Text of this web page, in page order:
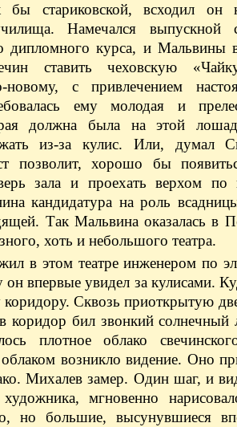
бы стариковской, всходил он
Намечался выпускной
дипломного курса, и Мальвиныв
ставить чеховскую
новому, с привлечением
ему молодая и
должна была на этой
из-за кулис. Или, думал
позволит, хорошо бы
зала и проехать верхом по
кандидатура на роль
Так Мальвинаоказалась в
, хоть и небольшого театра.
в этом театре инженером по
он впервые увидел за кулисами.
Сквозь приоткрытую
коридор бил звонкий солнечный
плотное облако
возникло видение. Оно
Михалев замер. Один шаг, и
мгновенно
но большие, высунувшиеся